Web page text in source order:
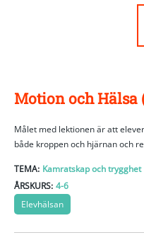
Motion och Hälsa
Målet med lektionen är att
både kroppen och hjärnan och
TEMA: Kamratskap och trygghet
ÅRSKURS: 4-6
Elevhälsan